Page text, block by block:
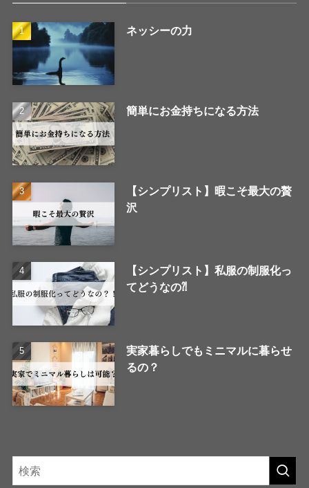
ネッシーの力
簡単にお金持ちになる方法
【シンプリスト】暇こそ最大の贅
沢
【シンプリスト】私服の制服化っ
てどうなの⁈
実家暮らしでもミニマルに暮らせ
るの？